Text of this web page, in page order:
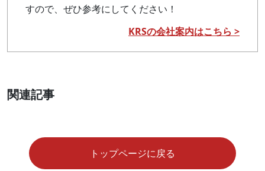
すので、ぜひ参考にしてください！
KRSの会社案内はこちら >
関連記事
トップページに戻る